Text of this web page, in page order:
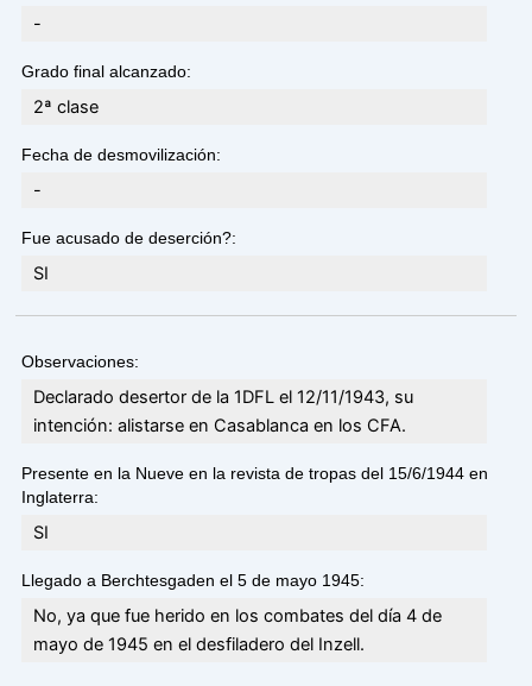
-
Grado final alcanzado:
2ª clase
Fecha de desmovilización:
-
Fue acusado de deserción?:
SI
Observaciones:
Declarado desertor de la 1DFL el 12/11/1943, su
intención: alistarse en Casablanca en los CFA.
Presente en la Nueve en la revista de tropas del 15/6/1944 en
Inglaterra:
SI
Llegado a Berchtesgaden el 5 de mayo 1945:
No, ya que fue herido en los combates del día 4 de
mayo de 1945 en el desfiladero del Inzell.